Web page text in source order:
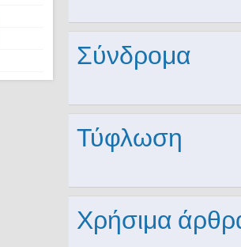
Σύνδρομα
Τύφλωση
Χρήσιμα